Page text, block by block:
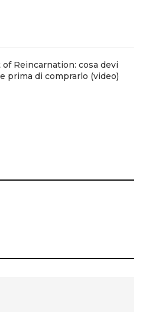
of Reincarnation: cosa devi
prima di comprarlo (video)